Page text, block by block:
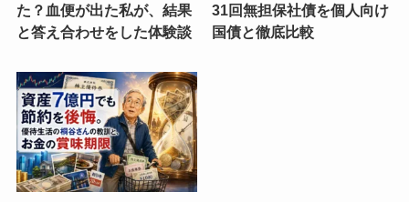
た？血便が出た私が、結果
と答え合わせをした体験談
31回無担保社債を個人向け
国債と徹底比較